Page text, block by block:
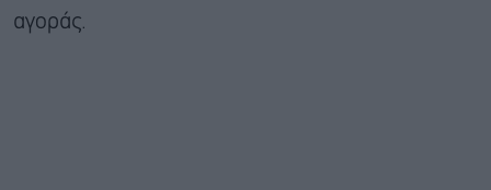
αγοράς.